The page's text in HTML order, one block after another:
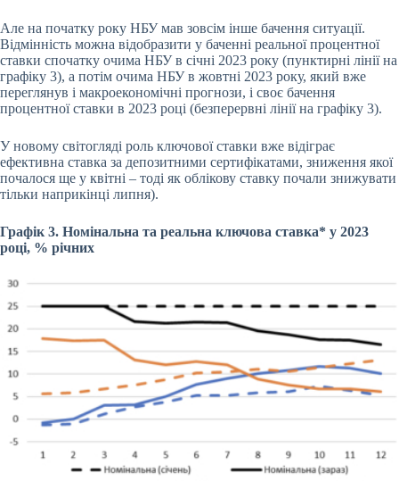
Але на початку року НБУ мав зовсім інше бачення ситуації.
Відмінність можна відобразити у баченні реальної процентної
ставки спочатку очима НБУ в січні 2023 року (пунктирні лінії на
графіку 3), а потім очима НБУ в жовтні 2023 року, який вже
переглянув і макроекономічні прогнози, і своє бачення
процентної ставки в 2023 році (безперервні лінії на графіку 3).
У новому світогляді роль ключової ставки вже відіграє
ефективна ставка за депозитними сертифікатами, зниження якої
почалося ще у квітні – тоді як облікову ставку почали знижувати
тільки наприкінці липня).
Графік 3. Номінальна та реальна ключова ставка* у 2023
році, % річних